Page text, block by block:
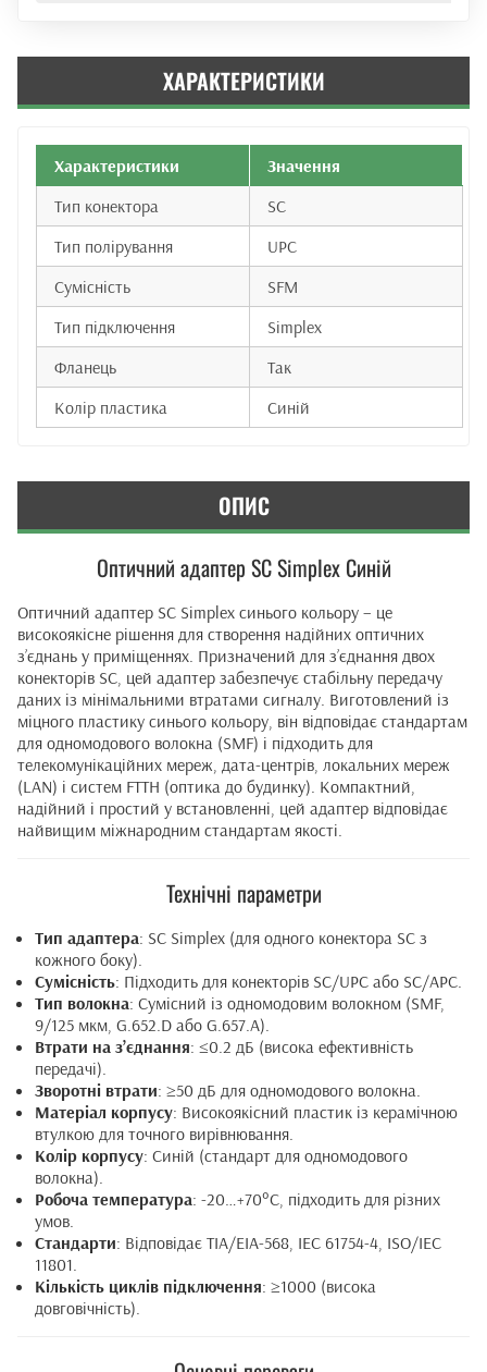
ХАРАКТЕРИСТИКИ
Характеристики
Значення
Тип конектора
SC
Тип полірування
UPC
Сумісність
SFM
Тип підключення
Simplex
Фланець
Так
Колір пластика
Синій
ОПИС
Оптичний адаптер SC Simplex Синій
Оптичний адаптер SC Simplex синього кольору – це
високоякісне рішення для створення надійних оптичних
з’єднань у приміщеннях. Призначений для з’єднання двох
конекторів SC, цей адаптер забезпечує стабільну передачу
даних із мінімальними втратами сигналу. Виготовлений із
міцного пластику синього кольору, він відповідає стандартам
для одномодового волокна (SMF) і підходить для
телекомунікаційних мереж, дата-центрів, локальних мереж
(LAN) і систем FTTH (оптика до будинку). Компактний,
надійний і простий у встановленні, цей адаптер відповідає
найвищим міжнародним стандартам якості.
Технічні параметри
Тип адаптера: SC Simplex (для одного конектора SC з
кожного боку).
Сумісність: Підходить для конекторів SC/UPC або SC/APC.
Тип волокна: Сумісний із одномодовим волокном (SMF,
9/125 мкм, G.652.D або G.657.A).
Втрати на з’єднання: ≤0.2 дБ (висока ефективність
передачі).
Зворотні втрати: ≥50 дБ для одномодового волокна.
Матеріал корпусу: Високоякісний пластик із керамічною
втулкою для точного вирівнювання.
Колір корпусу: Синій (стандарт для одномодового
волокна).
Робоча температура: -20…+70°C, підходить для різних
умов.
Стандарти: Відповідає TIA/EIA-568, IEC 61754-4, ISO/IEC
11801.
Кількість циклів підключення: ≥1000 (висока
довговічність).